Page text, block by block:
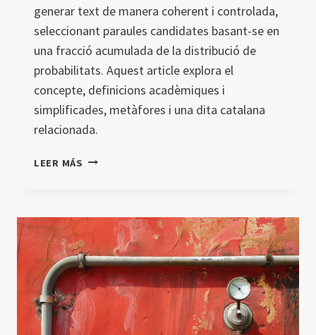
generar text de manera coherent i controlada,
seleccionant paraules candidates basant-se en
una fracció acumulada de la distribució de
probabilitats. Aquest article explora el
concepte, definicions acadèmiques i
simplificades, metàfores i una dita catalana
relacionada.
LEER MÁS TOP-
NUCLI)